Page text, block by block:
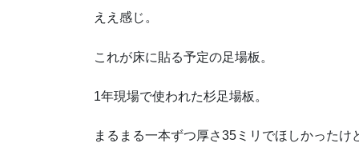
ええ感じ。
これが床に貼る予定の足場板。
1年現場で使われた杉足場板。
まるまる一本ずつ厚さ35ミリでほしかったけ